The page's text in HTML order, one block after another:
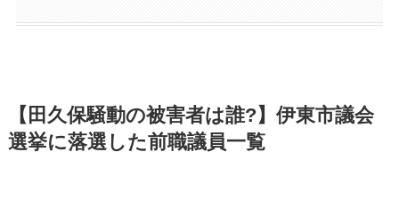
【田久保騒動の被害者は誰?】伊東市議会
選挙に落選した前職議員一覧